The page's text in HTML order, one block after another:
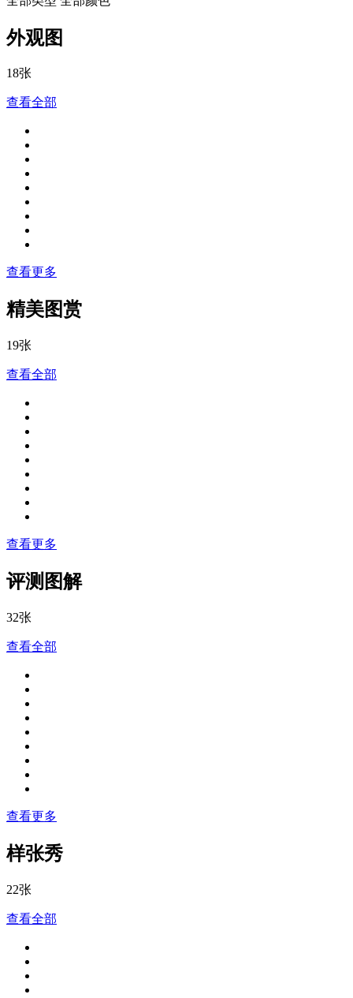
外观图
18张
查看全部
查看更多
精美图赏
19张
查看全部
查看更多
评测图解
32张
查看全部
查看更多
样张秀
22张
查看全部